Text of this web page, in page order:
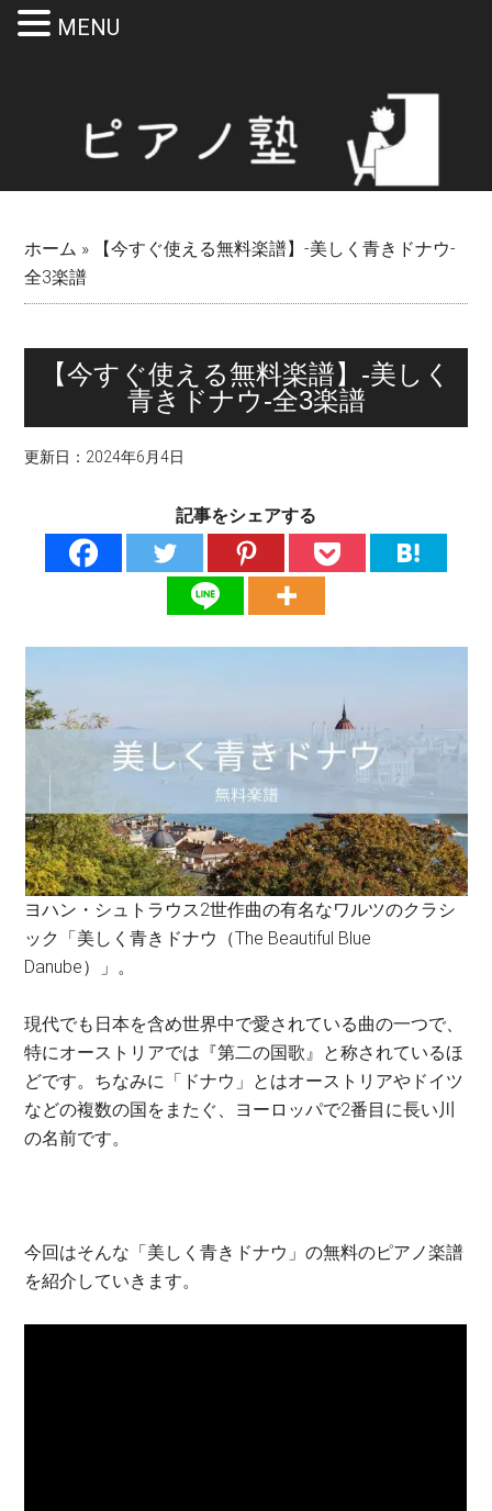
ホーム »
【今すぐ使える無料楽譜】-美しく青きドナウ-
全3楽譜
【今すぐ使える無料楽譜】-美しく
青きドナウ-全3楽譜
更新日： 2024年6月4日
記事をシェアする
ヨハン・シュトラウス2世作曲の有名なワルツのクラシ
ック「美しく青きドナウ（The Beautiful Blue
Danube）」。
現代でも日本を含め世界中で愛されている曲の一つで、
特にオーストリアでは『第二の国歌』と称されているほ
どです。ちなみに「ドナウ」とはオーストリアやドイツ
などの複数の国をまたぐ、ヨーロッパで2番目に長い川
の名前です。
今回はそんな「美しく青きドナウ」の無料のピアノ楽譜
を紹介していきます。
MENU